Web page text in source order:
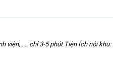
viện, .... chỉ 3-5 phút Tiện Ích nội